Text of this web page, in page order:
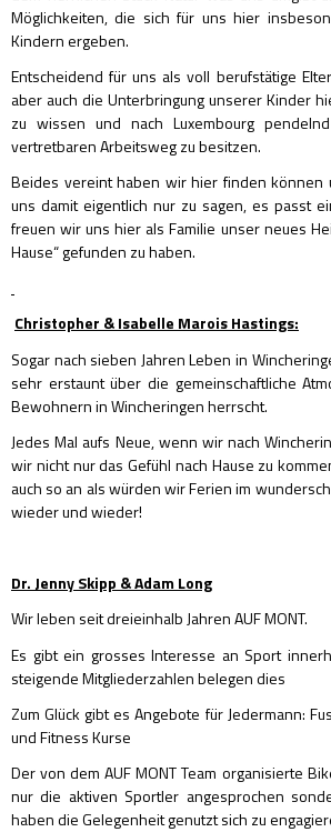
Möglichkeiten, die sich für uns hier
Kindern ergeben.
Entscheidend für uns als voll berufstätige
aber auch die Unterbringung unserer Kinder
zu wissen und nach Luxembourg
vertretbaren Arbeitsweg zu besitzen.
Beides vereint haben wir hier finden können
uns damit eigentlich nur zu sagen, es passt
freuen wir uns hier als Familie unser neues
Hause“ gefunden zu haben.
Christopher & Isabelle Marois Hastings:
Sogar nach sieben Jahren Leben in
sehr erstaunt über die gemeinschaftliche
Bewohnern in Wincheringen herrscht.
Jedes Mal aufs Neue, wenn wir nach
wir nicht nur das Gefühl nach Hause zu
auch so an als würden wir Ferien im
wieder und wieder!
Dr. Jenny Skipp & Adam Long
Wir leben seit dreieinhalb Jahren AUF MONT.
Es gibt ein grosses Interesse an Sport
steigende Mitgliederzahlen belegen dies
Zum Glück gibt es Angebote für Jedermann:
und Fitness Kurse
Der von dem AUF MONT Team organisierte
nur die aktiven Sportler angesprochen
haben die Gelegenheit genutzt sich zu